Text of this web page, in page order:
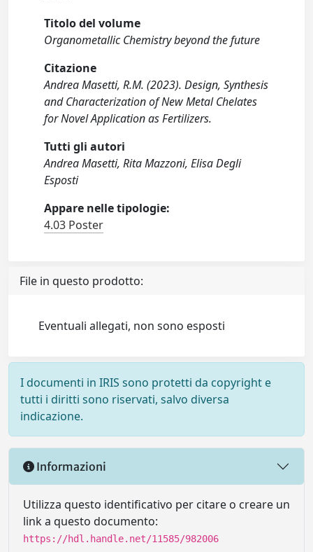
Titolo del volume
Organometallic Chemistry beyond the future
Citazione
Andrea Masetti, R.M. (2023). Design, Synthesis
and Characterization of New Metal Chelates
for Novel Application as Fertilizers.
Tutti gli autori
Andrea Masetti, Rita Mazzoni, Elisa Degli
Esposti
Appare nelle tipologie:
4.03 Poster
File in questo prodotto:
Eventuali allegati, non sono esposti
I documenti in IRIS sono protetti da copyright e
tutti i diritti sono riservati, salvo diversa
indicazione.
Informazioni
Utilizza questo identificativo per citare o creare un
link a questo documento:
https://hdl.handle.net/11585/982006